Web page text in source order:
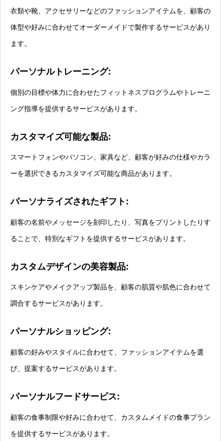
衣類や靴、アクセサリーなどのファッションアイテムを、顧客の
体型や好みに合わせてオーダーメイドで製作するサービスがあり
ます。
パーソナルトレーニング:
個別の目標や体力に合わせたフィットネスプログラムやトレーニ
ング指導を提供するサービスがあります。
カスタマイズ可能な製品:
スマートフォンやパソコン、家具など、顧客が好みの仕様やカラ
ーを選択できるカスタマイズ可能な商品があります。
パーソナライズされたギフト:
顧客の名前やメッセージを刻印したり、写真をプリントしたりす
ることで、特別なギフトを提供するサービスがあります。
カスタムデザインの美容製品:
スキンケアやメイクアップ製品を、顧客の肌質や肌色に合わせて
調合するサービスがあります。
パーソナルショッピング:
顧客の好みやスタイルに合わせて、ファッションアイテムを選
び、提案するサービスがあります。
パーソナルフードサービス:
顧客の食事制限や好みに合わせて、カスタムメイドの食事プラン
を提供するサービスがあります。